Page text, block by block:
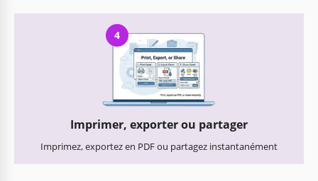
4
Imprimer, exporter ou partager
Imprimez, exportez en PDF ou partagez instantanément